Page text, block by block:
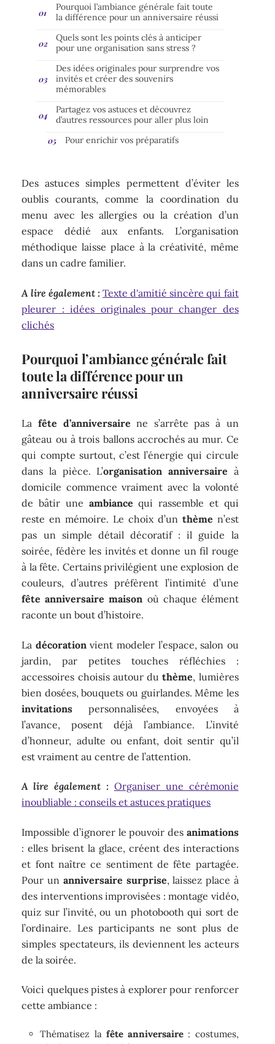
Pourquoi l’ambiance générale fait toute
la différence pour un anniversaire réussi
Quels sont les points clés à anticiper
pour une organisation sans stress ?
Des idées originales pour surprendre vos
invités et créer des souvenirs
mémorables
Partagez vos astuces et découvrez
d’autres ressources pour aller plus loin
Pour enrichir vos préparatifs
Des astuces simples permettent d’éviter les
oublis courants, comme la coordination du
menu avec les allergies ou la création d’un
espace dédié aux enfants. L’organisation
méthodique laisse place à la créativité, même
dans un cadre familier.
A lire également : Texte d'amitié sincère qui fait
pleurer : idées originales pour changer des
clichés
Pourquoi l’ambiance générale fait
toute la différence pour un
anniversaire réussi
La fête d’anniversaire ne s’arrête pas à un
gâteau ou à trois ballons accrochés au mur. Ce
qui compte surtout, c’est l’énergie qui circule
dans la pièce. L’organisation anniversaire à
domicile commence vraiment avec la volonté
de bâtir une ambiance qui rassemble et qui
reste en mémoire. Le choix d’un thème n’est
pas un simple détail décoratif : il guide la
soirée, fédère les invités et donne un fil rouge
à la fête. Certains privilégient une explosion de
couleurs, d’autres préfèrent l’intimité d’une
fête anniversaire maison où chaque élément
raconte un bout d’histoire.
La décorationvient modeler l’espace, salon ou
jardin, par petites touches réfléchies :
accessoires choisis autour duthème, lumières
bien dosées, bouquets ou guirlandes. Même les
invitations personnalisées, envoyées à
l’avance, posent déjà l’ambiance. L’invité
d’honneur, adulte ou enfant, doit sentir qu’il
est vraiment au centre de l’attention.
A lire également : Organiser une cérémonie
inoubliable : conseils et astuces pratiques
Impossible d’ignorer le pouvoir des animations
: elles brisent la glace, créent des interactions
et font naître ce sentiment de fête partagée.
Pour un anniversaire surprise, laissez place à
des interventions improvisées : montage vidéo,
quiz sur l’invité, ou un photobooth qui sort de
l’ordinaire. Les participants ne sont plus de
simples spectateurs, ils deviennent les acteurs
de la soirée.
Voici quelques pistes à explorer pour renforcer
cette ambiance :
Thématisez la fête anniversaire : costumes,